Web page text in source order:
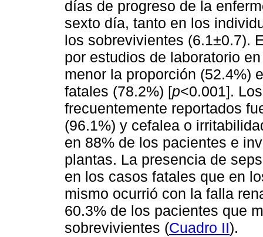
días de progreso de la
sexto día, tanto en los
los sobrevivientes (6.1±0.7).
por estudios de laboratorio
menor la proporción (52.4%)
fatales (78.2%) [p<0.001].
frecuentemente reportados
(96.1%) y cefalea o
en 88% de los pacientes e
plantas. La presencia de
en los casos fatales que en
mismo ocurrió con la falla
60.3% de los pacientes que
sobrevivientes (Cuadro II).